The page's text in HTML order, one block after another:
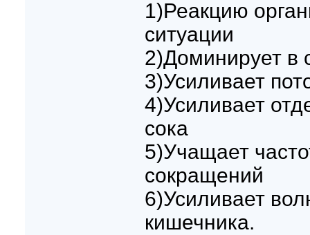
1)Реакцию
ситуации
2)Доминирует в
3)Усиливает
4)Усиливает
сока
5)Учащает
сокращений
6)Усиливает
кишечника.